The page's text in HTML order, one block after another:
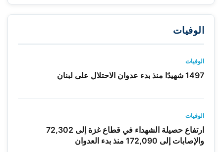
الوفيات
الوفيات
1497 شهيدًا منذ بدء عدوان الاحتلال على لبنان
الوفيات
ارتفاع حصيلة الشهداء في قطاع غزة إلى 72,302
والإصابات إلى 172,090 منذ بدء العدوان